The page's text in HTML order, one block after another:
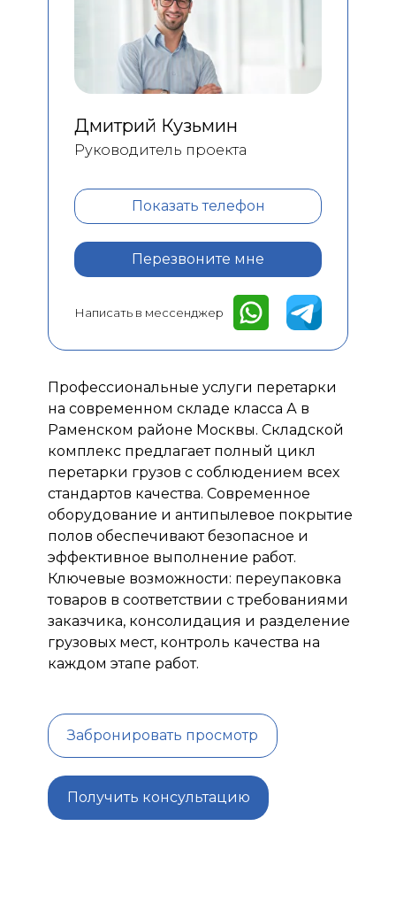
Профессиональные услуги перетарки
на современном складе класса А в
Раменском районе Москвы. Складской
комплекс предлагает полный цикл
перетарки грузов с соблюдением всех
стандартов качества. Современное
оборудование и антипылевое покрытие
полов обеспечивают безопасное и
эффективное выполнение работ.
Ключевые возможности: переупаковка
товаров в соответствии с требованиями
заказчика, консолидация и разделение
грузовых мест, контроль качества на
каждом этапе работ.
Получить консультацию
Забронировать просмотр
Дмитрий Кузьмин
Руководитель проекта
Написать в мессенджер
Показать телефон
Перезвоните мне